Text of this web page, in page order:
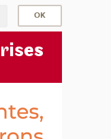
rises